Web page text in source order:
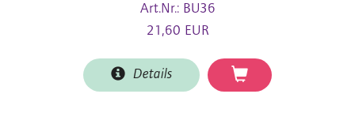
Art.Nr.: BU36
21,60 EUR
Details